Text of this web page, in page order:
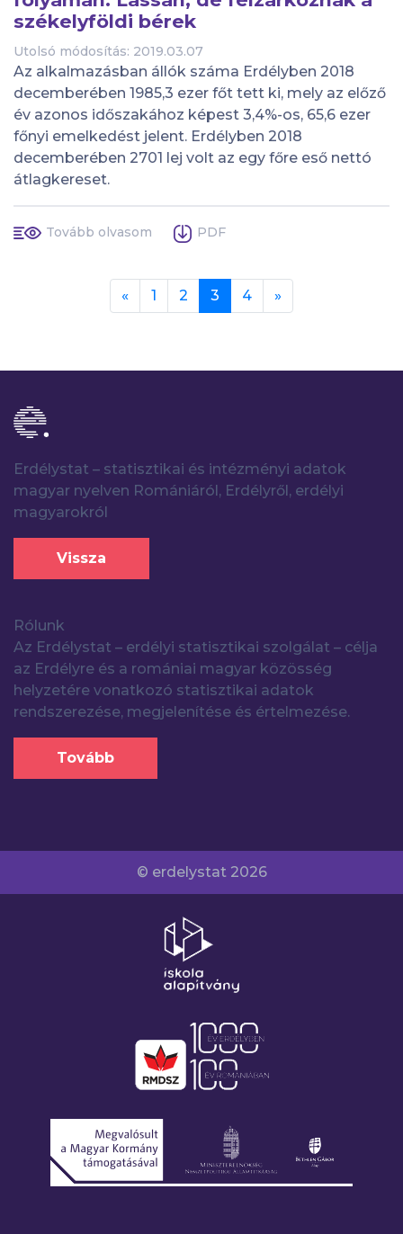
székelyföldi bérek
Utolsó módosítás: 2019.03.07
Az alkalmazásban állók száma Erdélyben 2018
decemberében 1985,3 ezer főt tett ki, mely az előző
év azonos időszakához képest 3,4%-os, 65,6 ezer
főnyi emelkedést jelent. Erdélyben 2018
decemberében 2701 lej volt az egy főre eső nettó
átlagkereset.
Tovább olvasom PDF
«Previous
1 2 3 4 »
Erdélystat – statisztikai és intézményi adatok
magyar nyelven Romániáról, Erdélyről, erdélyi
magyarokról
Vissza
Rólunk
Az Erdélystat – erdélyi statisztikai szolgálat – célja
az Erdélyre és a romániai magyar közösség
helyzetére vonatkozó statisztikai adatok
rendszerezése, megjelenítése és értelmezése.
Tovább
© erdelystat 2026